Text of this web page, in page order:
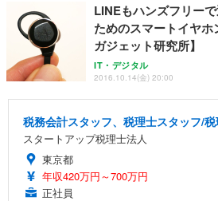
LINEもハンズフリー
ためのスマートイヤ
ガジェット研究所】
IT・デジタル
2016.10.14(金) 20:00
税務会計スタッフ、税理士スタッフ/税
スタートアップ税理士法人
東京都
年収420万円～700万円
正社員